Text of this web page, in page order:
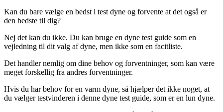
Kan du bare vælge en bedst i test dyne og forvente at det også er
den bedste til dig?
Nej det kan du ikke. Du kan bruge en dyne test guide som en
vejledning til dit valg af dyne, men ikke som en facitliste.
Det handler nemlig om dine behov og forventninger, som kan være
meget forskellig fra andres forventninger.
Hvis du har behov for en varm dyne, så hjælper det ikke noget, at
du vælger testvinderen i denne dyne test guide, som er en lun dyne.